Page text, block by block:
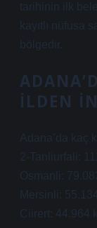
tarihinin ilk
kayıtlı nüfusa
bölgedir.
ILDEN
Adana’da kaç
2-Tanliurfali:
Osmanli:
Mersinli:
Ciirert: 44.964